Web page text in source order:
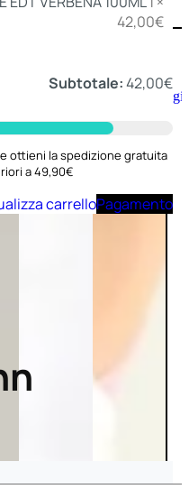
Deo
Aggiungi
42,00€
Subtotale:42,00€
ottieni la spedizione gratuita
a 49,90€
carrelloPagamento